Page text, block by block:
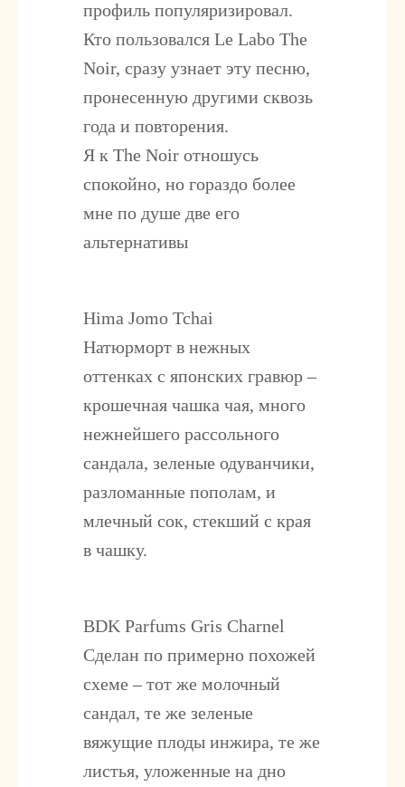
профиль популяризировал.
Кто пользовался Le Labo The
Noir, сразу узнает эту песню,
пронесенную другими сквозь
года и повторения.
Я к The Noir отношусь
спокойно, но гораздо более
мне по душе две его
альтернативы
Hima Jomo Tchai
Натюрморт в нежных
оттенках с японских гравюр –
крошечная чашка чая, много
нежнейшего рассольного
сандала, зеленые одуванчики,
разломанные пополам, и
млечный сок, стекший с края
в чашку.
BDK Parfums Gris Charnel
Сделан по примерно похожей
схеме – тот же молочный
сандал, те же зеленые
вяжущие плоды инжира, те же
листья, уложенные на дно